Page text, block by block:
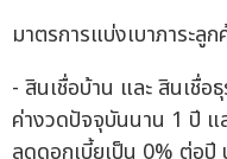
มาตรการแบ่งเบาภาระลู
- สินเชื่อบ้าน และ สินเชื่
ค่างวดปัจจุบันนาน 1 ปี แ